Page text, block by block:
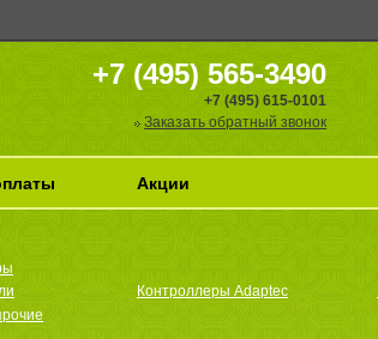
+7 (495) 565-3490
+7 (495) 615-0101
Заказать обратный звонок
Акции
Контроллеры Adaptec